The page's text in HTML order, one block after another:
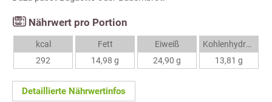
Nährwert pro Portion
kcal
292
Fett
14,98 g
Eiweiß
24,90 g
Kohlenhydrate
13,81 g
Detaillierte Nährwertinfos